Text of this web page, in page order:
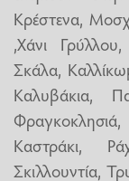
Κρέστενα,
,Χάνι
Σκάλα,
Καλυβάκια,
Καστράκι,
Σκιλλουντία,